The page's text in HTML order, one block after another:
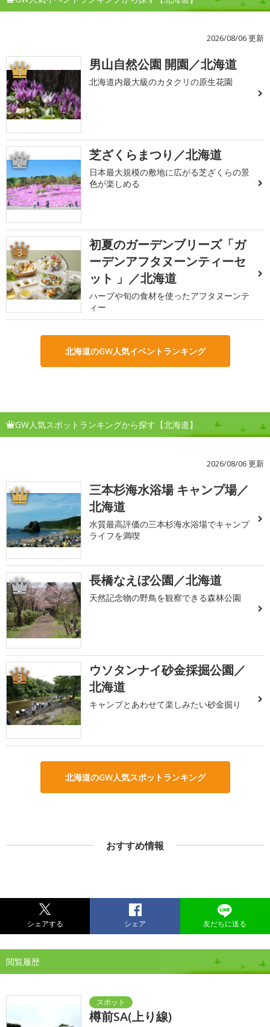
2026/08/06 更新
1 男山自然公園 開園／北海道
北海道内最大級のカタクリの原生花園
2 芝ざくらまつり／北海道
日本最大規模の敷地に広がる芝ざくらの景
色が楽しめる
3
初夏のガーデンブリーズ「ガ
ーデンアフタヌーンティーセ
ット 」／北海道
ハーブや旬の食材を使ったアフタヌーンテ
ィー
北海道のGW人気イベントランキング
GW人気スポットランキングから探す【北海道】
2026/08/06 更新
1
三本杉海水浴場 キャンプ場／
北海道
水質最高評価の三本杉海水浴場でキャンプ
ライフを満喫
2 長橋なえぼ公園／北海道
天然記念物の野鳥を観察できる森林公園
3
ウソタンナイ砂金採掘公園／
北海道
キャンプとあわせて楽しみたい砂金掘り
北海道のGW人気スポットランキング
おすすめ情報
シェアする シェア 友だちに送る
閲覧履歴
樽前SA(上り線)